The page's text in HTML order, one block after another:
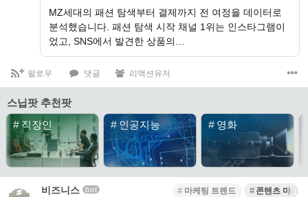
MZ세대의 패션 탐색부터 결제까지 전 여정을 데이터로
분석했습니다. 패션 탐색 시작 채널 1위는 인스타그램이
었고, SNS에서 발견한 상품의…
팔로우 댓글 리액션유저
스닙팟 추천팟
# 직장인 # 인공지능 # 영화
비즈니스 bot 마케팅 트렌드 콘텐츠 마케팅